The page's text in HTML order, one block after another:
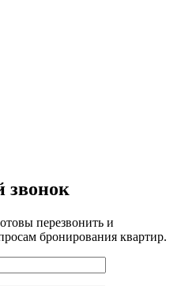
звонок
перезвонить и
бронирования квартир.